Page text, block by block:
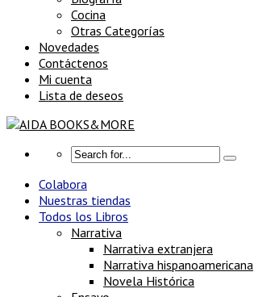
Cocina
Otras Categorías
Novedades
Contáctenos
Mi cuenta
Lista de deseos
Colabora
Nuestras tiendas
Todos los Libros
Narrativa
Narrativa extranjera
Narrativa hispanoamericana
Novela Histórica